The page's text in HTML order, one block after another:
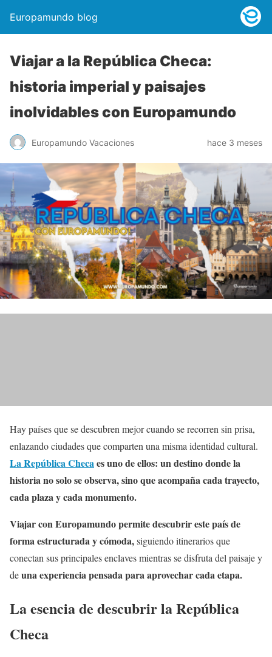
Europamundo blog
Viajar a la República Checa:
historia imperial y paisajes
inolvidables con Europamundo
Europamundo Vacaciones hace 3 meses
Hay países que se descubren mejor cuando se recorren sin prisa,
enlazando ciudades que comparten una misma identidad cultural.
La República Checaes uno de ellos: un destino donde la
historia no solo se observa, sino que acompaña cada trayecto,
cada plaza y cada monumento.
Viajar con Europamundo permite descubrir este país de
forma estructurada y cómoda,siguiendo itinerarios que
conectan sus principales enclaves mientras se disfruta del paisaje y
deuna experiencia pensada para aprovechar cada etapa.
La esencia de descubrir la República
Checa